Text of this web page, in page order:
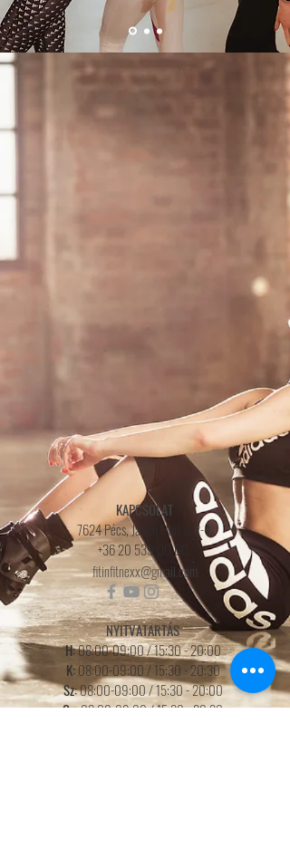
KAPCSOLAT
7624 Pécs, Jászai Mari u. 2-4.
+36 20 539 00 00
fitinfitnexx@gmail.com
NYITVATARTÁS
H:08:00-09:00 / 15:30 - 20:00
K:08:00-09:00 / 15:30 - 20:30
Sz:08:00-09:00 /15:30 - 20:00
Cs:08:00-09:00 / 15:30 - 20:30